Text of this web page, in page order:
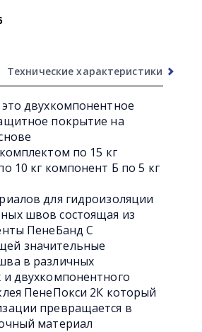
Технические характеристики
двухкомпонентное
покрытие на
по 15 кг
10 кг компонент Б по 5 кг
для гидроизоляции
швов состоящая из
ПенеБанд С
значительные
в различных
и двухкомпонентного
ПенеПокси 2К который
превращается в
материал